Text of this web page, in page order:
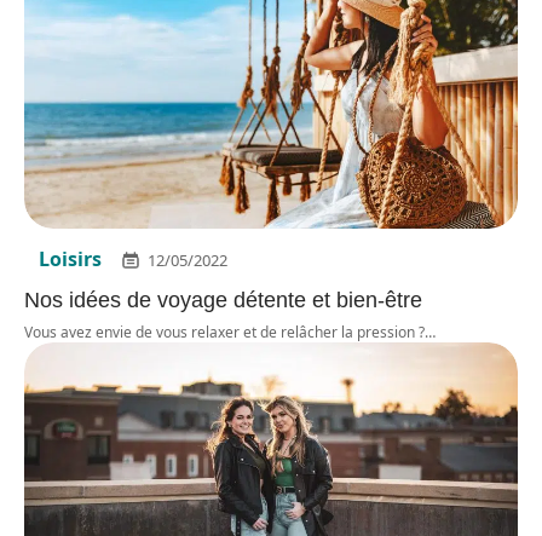
Loisirs 12/05/2022
Nos idées de voyage détente et bien-être
Vous avez envie de vous relaxer et de relâcher la pression ?…